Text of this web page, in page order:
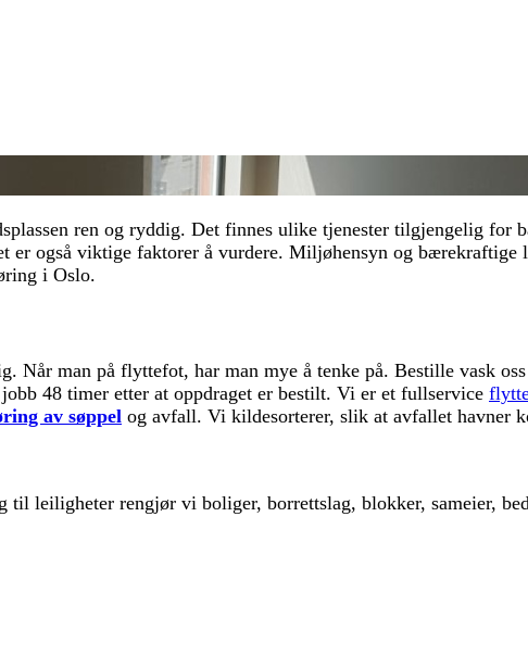
ren og ryddig. Det finnes ulike tjenester tilgjengelig for
også viktige faktorer å vurdere. Miljøhensyn og bærekraftige
i Oslo.
man på flyttefot, har man mye å tenke på. Bestille vask
48 timer etter at oppdraget er bestilt. Vi er et fullservice
av søppel og avfall. Vi kildesorterer, slik at avfallet havner
leiligheter rengjør vi boliger, borrettslag, blokker, sameier,